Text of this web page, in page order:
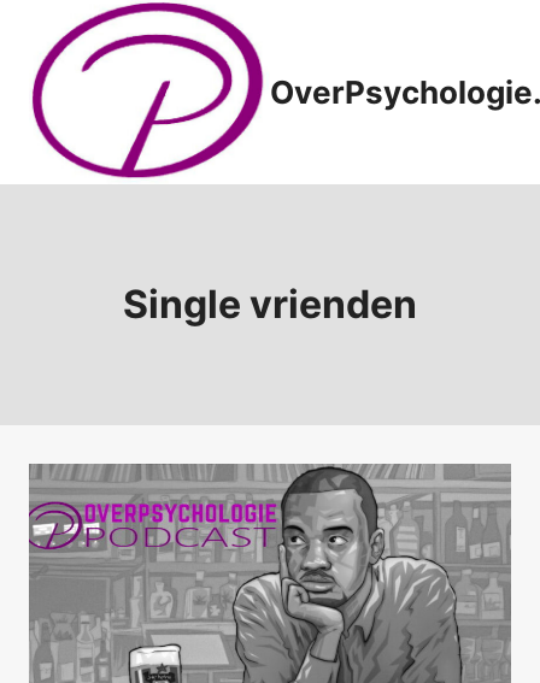
Doorgaan
inhoud
Single vrienden